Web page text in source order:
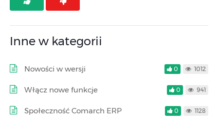
Inne w kategorii
Nowości w wersji 0 1012
Włącz nowe funkcje 0 941
Społeczność Comarch ERP 0 1128